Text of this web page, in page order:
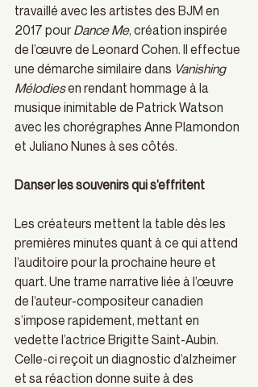
travaillé avec les artistes des BJM en
2017 pour Dance Me, création inspirée
de l’œuvre de Leonard Cohen. Il effectue
une démarche similaire dans Vanishing
Mélodies en rendant hommage à la
musique inimitable de Patrick Watson
avec les chorégraphes Anne Plamondon
et Juliano Nunes à ses côtés.
Danser les souvenirs qui s’effritent
Les créateurs mettent la table dès les
premières minutes quant à ce qui attend
l’auditoire pour la prochaine heure et
quart. Une trame narrative liée à l’œuvre
de l’auteur-compositeur canadien
s’impose rapidement, mettant en
vedette l’actrice Brigitte Saint-Aubin.
Celle-ci reçoit un diagnostic d’alzheimer
et sa réaction donne suite à des